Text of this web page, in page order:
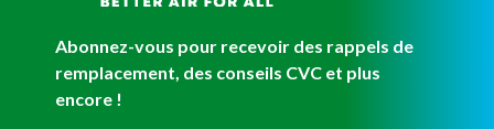
Abonnez-vous pour recevoir des rappels de
remplacement, des conseils CVC et plus
encore !